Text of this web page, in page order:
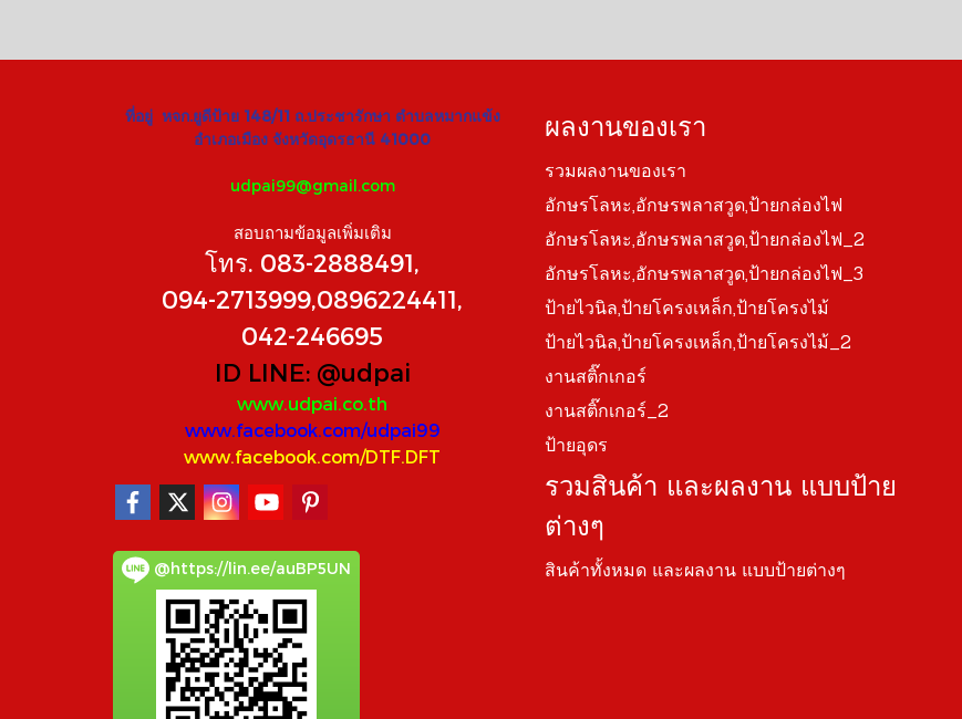
ที่อยู่ หจก.ยูดีป้าย 148/11 ถ.ประชารักษา ตำบลหมากแข้ง
อำเภอเมือง จังหวัดอุดรธานี 41000
udpai99@gmail.com
สอบถามข้อมูลเพิ่มเติม
โทร. 083-2888491,
094-2713999,0896224411,
042-246695
ID LINE: @udpai
www.udpai.co.th
www.facebook.com/udpai99
www.facebook.com/DTF.DFT
@https://lin.ee/auBP5UN
ผลงานของเรา
รวมผลงานของเรา
อักษรโลหะ,อักษรพลาสวูด,ป้ายกล่องไฟ
อักษรโลหะ,อักษรพลาสวูด,ป้ายกล่องไฟ_2
อักษรโลหะ,อักษรพลาสวูด,ป้ายกล่องไฟ_3
ป้ายไวนิล,ป้ายโครงเหล็ก,ป้ายโครงไม้
ป้ายไวนิล,ป้ายโครงเหล็ก,ป้ายโครงไม้_2
งานสติ๊กเกอร์
งานสติ๊กเกอร์_2
ป้ายอุดร
รวมสินค้า และผลงาน แบบป้าย
ต่างๆ
สินค้าทั้งหมด และผลงาน แบบป้ายต่างๆ